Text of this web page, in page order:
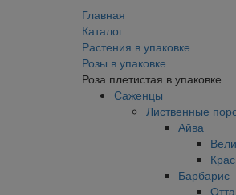
Главная
Каталог
Растения в упаковке
Розы в упаковке
Роза плетистая в упаковке
Саженцы
Лиственные
Айва
Барбарис